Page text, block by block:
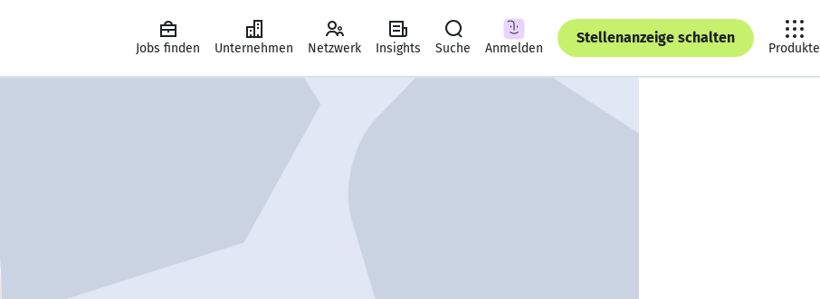
Jobs finden Unternehmen Netzwerk Insights Suche Anmelden
Stellenanzeige schalten
Produkte